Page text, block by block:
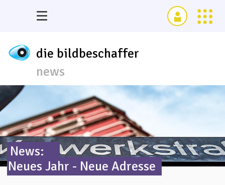
die bildbeschaffer
news
News:
Neues Jahr - Neue Adresse